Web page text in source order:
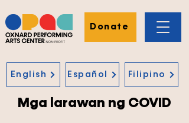
Donate
English Español Filipino
Mga larawan ng COVID